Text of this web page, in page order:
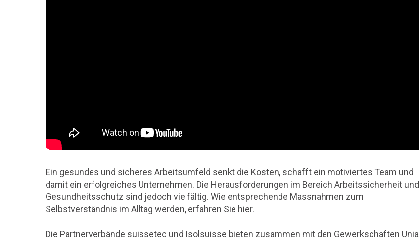
Ein gesundes und sicheres Arbeitsumfeld senkt die Kosten, schafft ein motiviertes Team und
damit ein erfolgreiches Unternehmen. Die Herausforderungen im Bereich Arbeitssicherheit und
Gesundheitsschutz sind jedoch vielfältig. Wie entsprechende Massnahmen zum
Selbstverständnis im Alltag werden, erfahren Sie hier.
Die Partnerverbände suissetec und Isolsuisse bieten zusammen mit den Gewerkschaften Unia